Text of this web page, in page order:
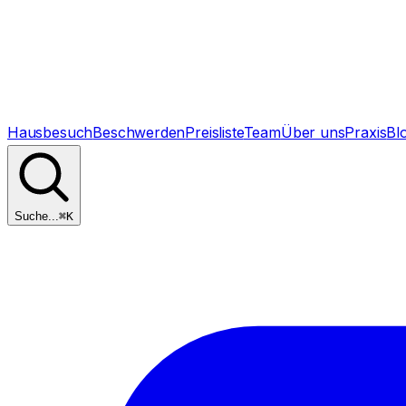
HausbesuchBeschwerdenPreislisteTeamÜber unsPraxis
Suche...⌘K